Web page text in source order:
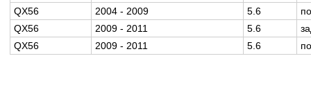
QX56
2004 - 2009 5.6
QX56
2009 - 2011 5.6
QX56
2009 - 2011 5.6